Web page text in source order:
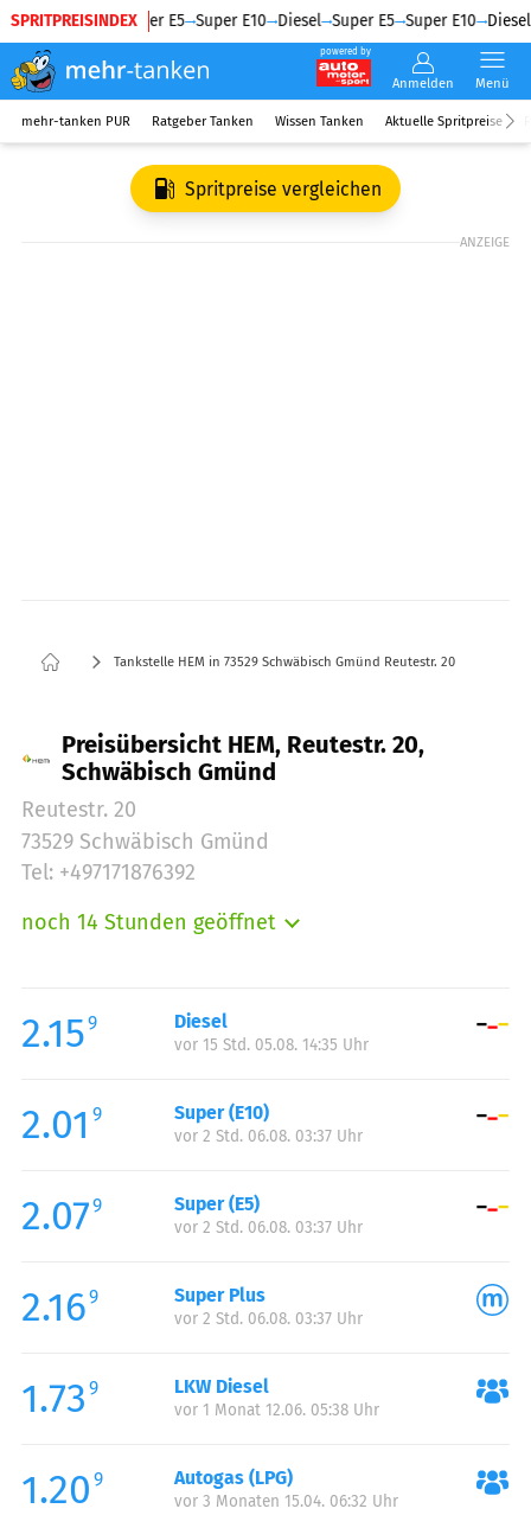
SPRITPREISINDEX
Diesel Super E5 Super E10 Diesel Super E5 Super E10 Diesel
powered by
Anmelden Menü
mehr-tanken PUR Ratgeber Tanken Wissen Tanken Aktuelle Spritpreise
Spritpreise vergleichen
ANZEIGE
Tankstelle HEM in 73529 Schwäbisch Gmünd Reutestr. 20
Preisübersicht HEM, Reutestr. 20,
Schwäbisch Gmünd
Reutestr. 20
73529 Schwäbisch Gmünd
Tel: +497171876392
noch 14 Stunden geöffnet
Mittwoch:
05:00-23:00
Donnerstag:
Samstag:
06:00-23:00
Sonntag:
2.159 Diesel
vor 15 Std. 05.08. 14:35 Uhr
2.01 9 Super (E10)
vor 2 Std. 06.08. 03:37 Uhr
2.079 Super (E5)
vor 2 Std. 06.08. 03:37 Uhr
2.169 Super Plus
vor 2 Std. 06.08. 03:37 Uhr
1.73 9 LKW Diesel
vor 1 Monat 12.06. 05:38 Uhr
1.20 9 Autogas (LPG)
vor 3 Monaten 15.04. 06:32 Uhr